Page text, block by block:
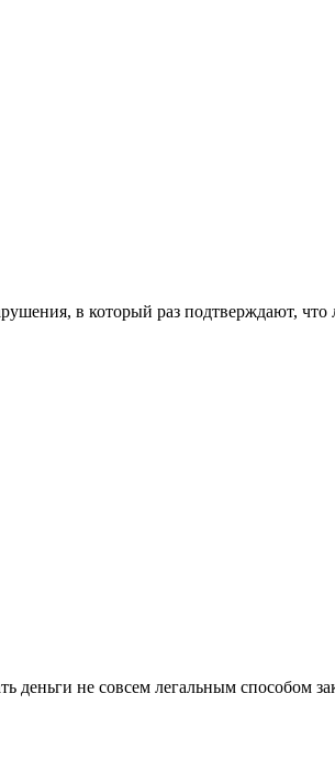
в который раз подтверждают,
деньги не совсем легальным способом